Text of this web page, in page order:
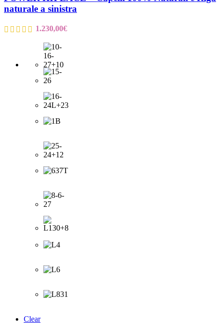
naturale a sinistra
1.230,00€
Clear